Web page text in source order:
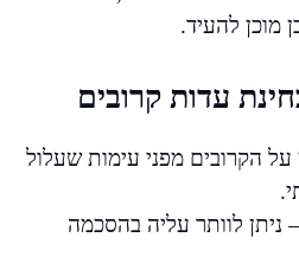
מוכן להעיד.
עדות קרובים
הקרובים מפני עימות שעלול
ניתן לוותר עליה בהסכמה